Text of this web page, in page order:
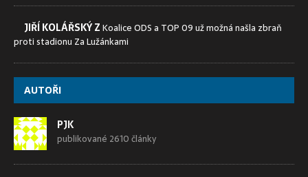
JIŘÍ KOLÁŘSKÝ ZKoalice ODS a TOP 09 už možná našla zbraň
proti stadionu Za Lužánkami
AUTOŘI
PJK
publikované 2610 články